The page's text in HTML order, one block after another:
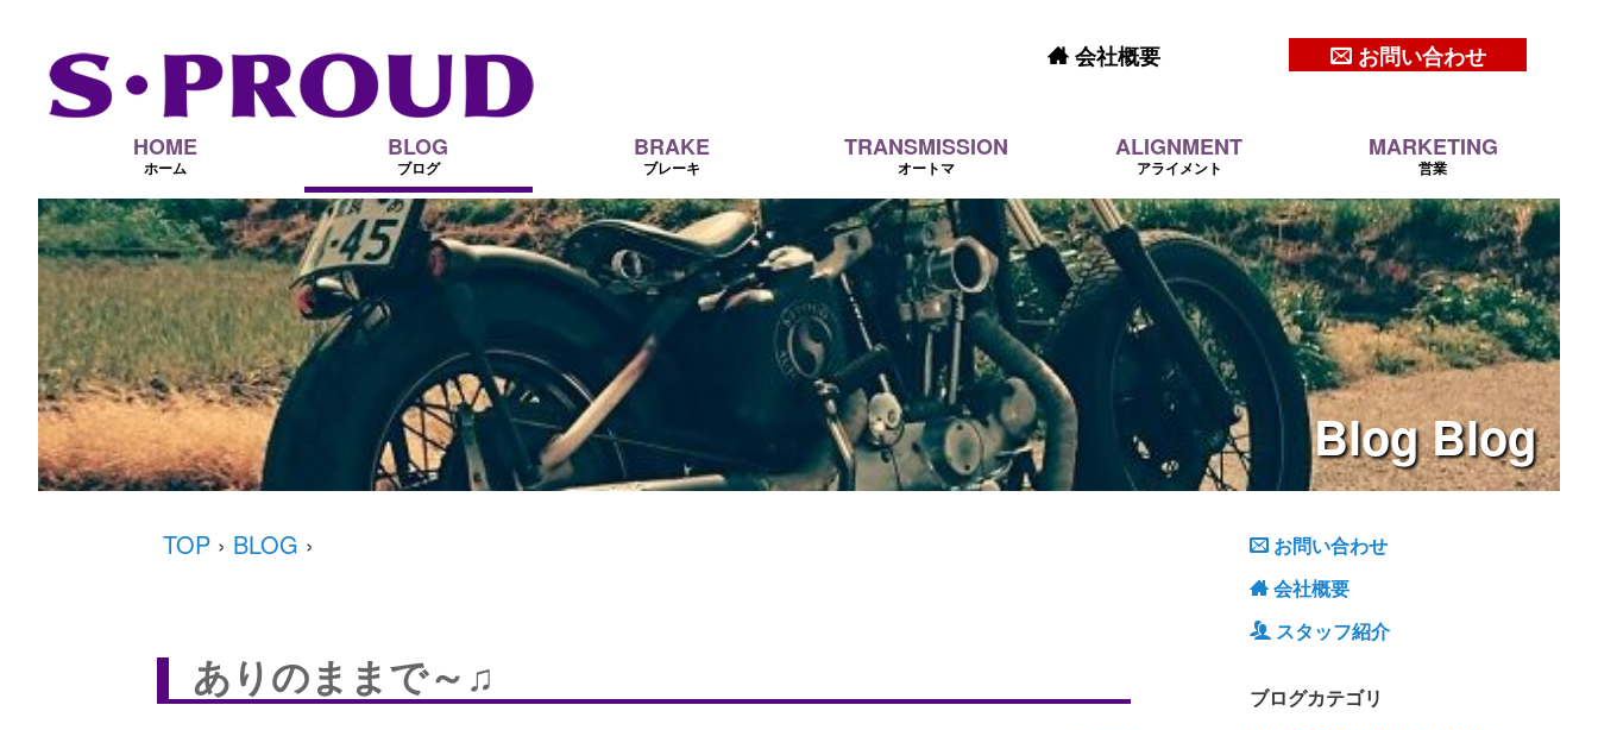
会社概要 お問い合わせ
HOME
ホーム
BLOG
ブログ
BRAKE
ブレーキ
TRANSMISSION
オートマ
ALIGNMENT
アライメント
MARKETING
営業
BlogBlog
TOP › BLOG ›
ありのままで～♫
お問い合わせ
会社概要
スタッフ紹介
ブログカテゴリ